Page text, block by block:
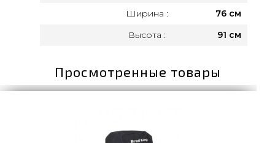
Ширина :
76 см
Высота :
91 см
Просмотренные товары